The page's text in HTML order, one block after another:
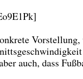
auch, dass